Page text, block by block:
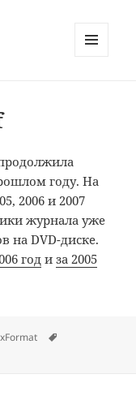
году. На
2006 и 2007
журнала уже
на DVD-диске.
годиза 2005